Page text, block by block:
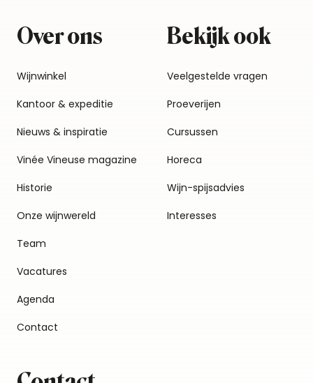
Over ons
Wijnwinkel
Kantoor & expeditie
Nieuws & inspiratie
Vinée Vineuse magazine
Historie
Onze wijnwereld
Team
Vacatures
Agenda
Contact
Bekijk ook
Veelgestelde vragen
Proeverijen
Cursussen
Horeca
Wijn-spijsadvies
Interesses